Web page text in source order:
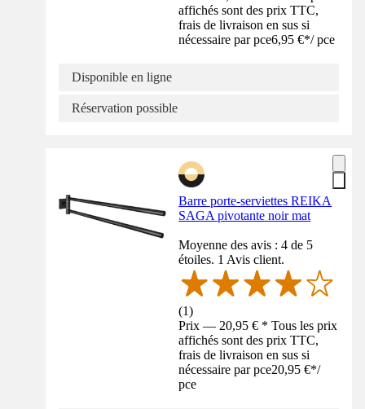
affichés sont des prix TTC,
frais de livraison en sus si
nécessaire par pce6,95 €*/ pce
Disponible en ligne
Réservation possible
Barre porte-serviettes REIKA
SAGA pivotante noir mat
Moyenne des avis : 4 de 5
étoiles. 1 Avis client.
(1)
Prix — 20,95 € * Tous les prix
affichés sont des prix TTC,
frais de livraison en sus si
nécessaire par pce20,95 €*/
pce